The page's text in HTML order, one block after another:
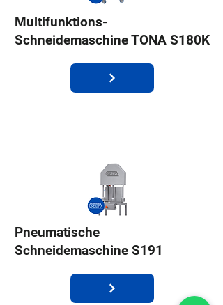
Multifunktions-
Schneidemaschine TONA S180K
Pneumatische
Schneidemaschine S191